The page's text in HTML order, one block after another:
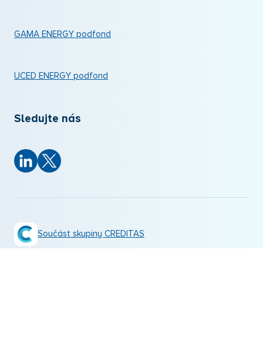
GAMA ENERGY podfond
UCED ENERGY podfond
Sledujte nás
Součást skupiny CREDITAS